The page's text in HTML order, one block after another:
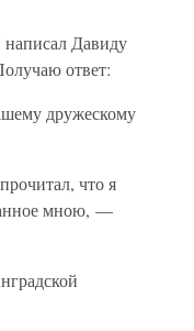
Давиду
ответ:
дружескому
что я
мною, —